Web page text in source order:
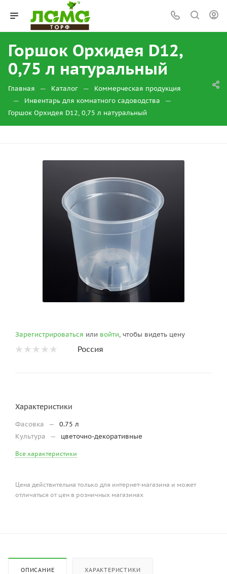
Горшок Орхидея D12,
0,75 л натуральный
Главная — Каталог — Коммерческая продукция
— Инвентарь для комнатного садоводства —
Горшок Орхидея D12, 0,75 л натуральный
Зарегистрироваться или войти, чтобы видеть цену
Россия
Характеристики
Фасовка —
0.75 л
Культура
— цветочно-декоративные
Все характеристики
Цена действительна только для интернет-магазина и может
отличаться от цен в розничных магазинах
ОПИСАНИЕ ХАРАКТЕРИСТИКИ